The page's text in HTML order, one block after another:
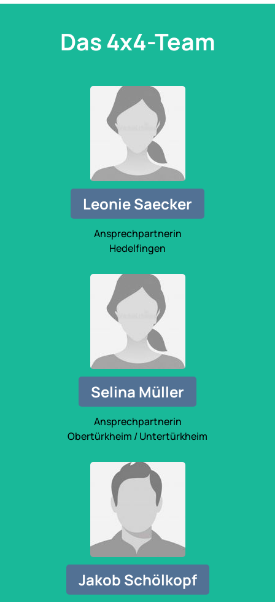
Das 4x4-Team
Leonie Saecker
Ansprechpartnerin
Hedelfingen
Selina Müller
Ansprechpartnerin
Obertürkheim / Untertürkheim
Jakob Schölkopf